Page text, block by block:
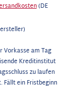
(DE
am Tag
Kreditinstitut
zu laufen
Fällt ein Fristbeginn